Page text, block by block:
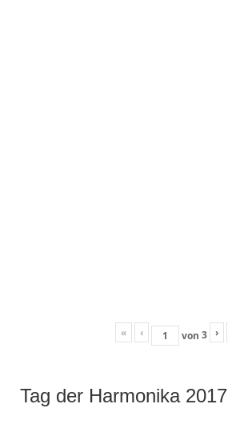
« ‹ von 3 ›
Tag der Harmonika 2017